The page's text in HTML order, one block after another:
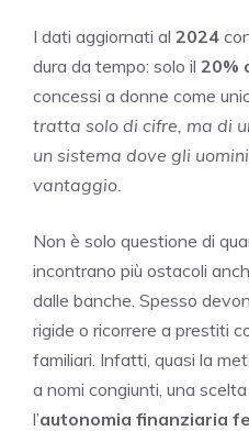
I dati aggiornati al 2024
dura da tempo: solo il 20%
concessi a donne come
tratta solo di cifre, ma di
un sistema dove gli
vantaggio.
Non è solo questione di
incontrano più ostacoli
dalle banche. Spesso
rigide o ricorrere a prestiti
familiari. Infatti, quasi la
a nomi congiunti, una
l’autonomia finanziaria